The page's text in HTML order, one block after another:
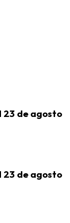
23 de agosto
23 de agosto